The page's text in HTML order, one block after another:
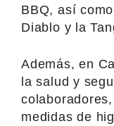
BBQ, así
Diablo y la
Además, en
la salud y
medidas de